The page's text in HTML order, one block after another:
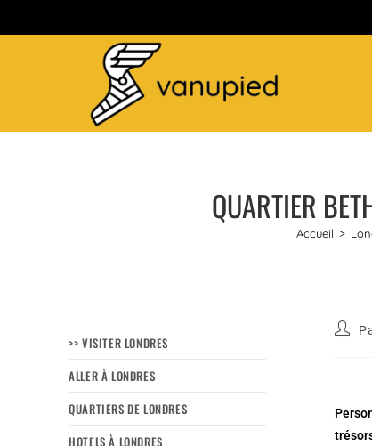
QUARTIER
Accueil >
>> VISITER LONDRES
ALLER À LONDRES
QUARTIERS DE LONDRES
HOTELS À LONDRES